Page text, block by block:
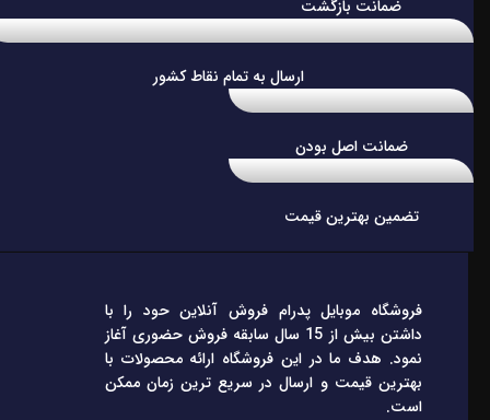
ضمانت بازگشت
ارسال به تمام نقاط کشور
ضمانت اصل بودن
تضمین بهترین قیمت
فروشگاه موبایل پدرام فروش آنلاین حود را با
داشتن بیش از 15 سال سابقه فروش حضوری آغاز
نمود. هدف ما در این فروشگاه ارائه محصولات با
بهترین قیمت و ارسال در سریع ترین زمان ممکن
است.